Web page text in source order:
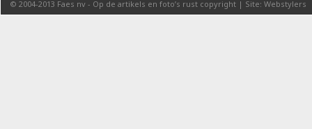
© 2004-2013 Faes nv - Op de artikels en foto’s rust copyright | Site: Webstylers